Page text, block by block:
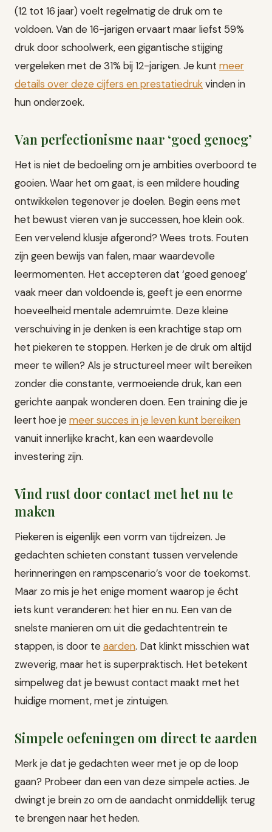
(12 tot 16 jaar) voelt regelmatig de druk om te
voldoen. Van de 16-jarigen ervaart maar liefst 59%
druk door schoolwerk, een gigantische stijging
vergeleken met de 31% bij 12-jarigen. Je kunt meer
details over deze cijfers en prestatiedrukvinden in
hun onderzoek.
Van perfectionisme naar ‘goed genoeg’
Het is niet de bedoeling om je ambities overboord te
gooien. Waar het om gaat, is een mildere houding
ontwikkelen tegenover je doelen. Begin eens met
het bewust vieren van je successen, hoe klein ook.
Een vervelend klusje afgerond? Wees trots. Fouten
zijn geen bewijs van falen, maar waardevolle
leermomenten. Het accepteren dat ‘goed genoeg’
vaak meer dan voldoende is, geeft je een enorme
hoeveelheid mentale ademruimte. Deze kleine
verschuiving in je denken is een krachtige stap om
het piekeren te stoppen. Herken je de druk om altijd
meer te willen? Als je structureel meer wilt bereiken
zonder die constante, vermoeiende druk, kan een
gerichte aanpak wonderen doen. Een training die je
leert hoe jemeer succes in je leven kunt bereiken
vanuit innerlijke kracht, kan een waardevolle
investering zijn.
Vind rust door contact met het nu te
maken
Piekeren is eigenlijk een vorm van tijdreizen. Je
gedachten schieten constant tussen vervelende
herinneringen en rampscenario’s voor de toekomst.
Maar zo mis je het enige moment waarop je écht
iets kunt veranderen: het hier en nu. Een van de
snelste manieren om uit die gedachtentrein te
stappen, is door teaarden. Dat klinkt misschien wat
zweverig, maar het is superpraktisch. Het betekent
simpelweg dat je bewust contact maakt met het
huidige moment, met je zintuigen.
Simpele oefeningen om direct te aarden
Merk je dat je gedachten weer met je op de loop
gaan? Probeer dan een van deze simpele acties. Je
dwingt je brein zo om de aandacht onmiddellijk terug
te brengen naar het heden.